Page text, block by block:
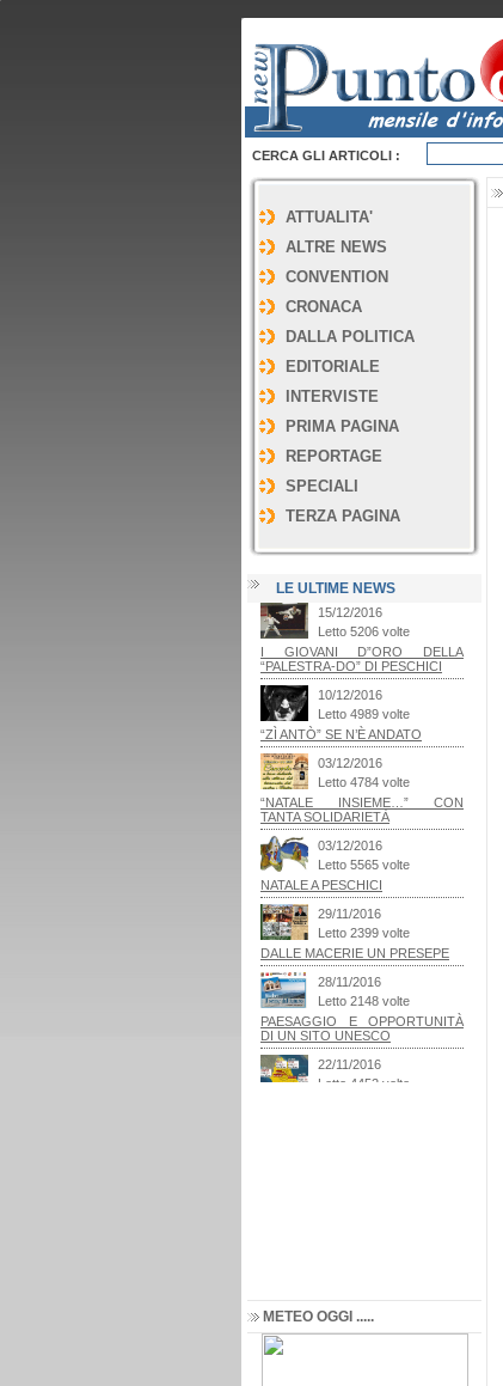
CERCA GLI ARTICOLI :
ATTUALITA'
ALTRE NEWS
CONVENTION
CRONACA
DALLA POLITICA
EDITORIALE
INTERVISTE
PRIMA PAGINA
REPORTAGE
SPECIALI
TERZA PAGINA
LE ULTIME NEWS
METEO OGGI .....